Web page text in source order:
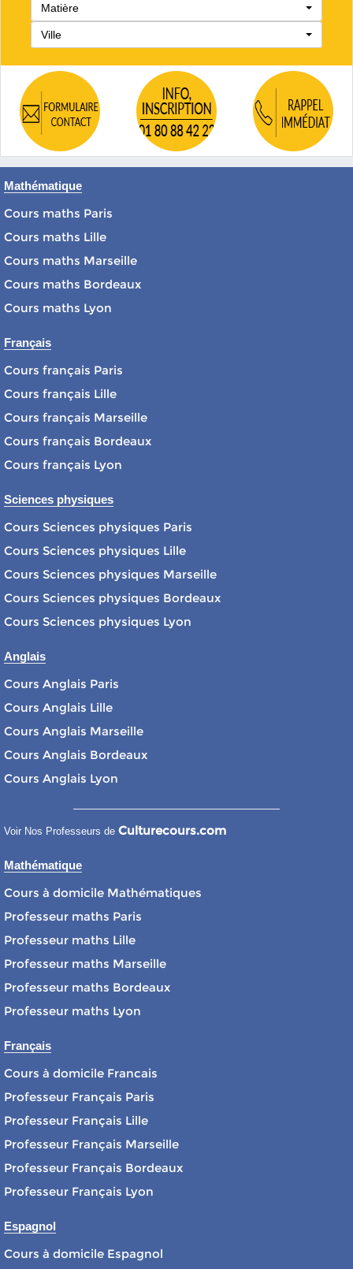
Matière
Ville
Mathématique
Cours maths Paris
Cours maths Lille
Cours maths Marseille
Cours maths Bordeaux
Cours maths Lyon
Français
Cours français Paris
Cours français Lille
Cours français Marseille
Cours français Bordeaux
Cours français Lyon
Sciences physiques
Cours Sciences physiques Paris
Cours Sciences physiques Lille
Cours Sciences physiques Marseille
Cours Sciences physiques Bordeaux
Cours Sciences physiques Lyon
Anglais
Cours Anglais Paris
Cours Anglais Lille
Cours Anglais Marseille
Cours Anglais Bordeaux
Cours Anglais Lyon
Voir Nos Professeurs de Culturecours.com
Mathématique
Cours à domicile Mathématiques
Professeur maths Paris
Professeur maths Lille
Professeur maths Marseille
Professeur maths Bordeaux
Professeur maths Lyon
Français
Cours à domicile Francais
Professeur Français Paris
Professeur Français Lille
Professeur Français Marseille
Professeur Français Bordeaux
Professeur Français Lyon
Espagnol
Cours à domicile Espagnol